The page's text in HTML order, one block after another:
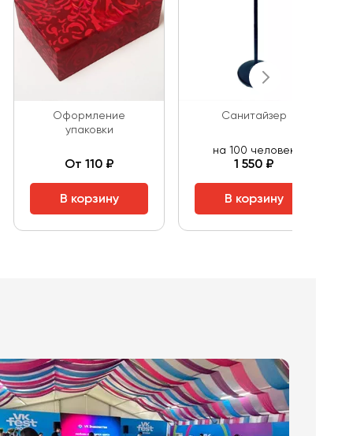
Оформление
упаковки
От 110 ₽
В корзину
Санитайзер
на 100 человек
1 550 ₽
В корзину